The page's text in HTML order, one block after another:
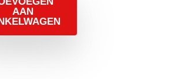
AAN